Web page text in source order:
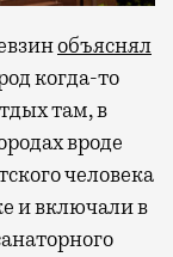
объяснял
когда-то
там, в
вроде
человека
и включали в